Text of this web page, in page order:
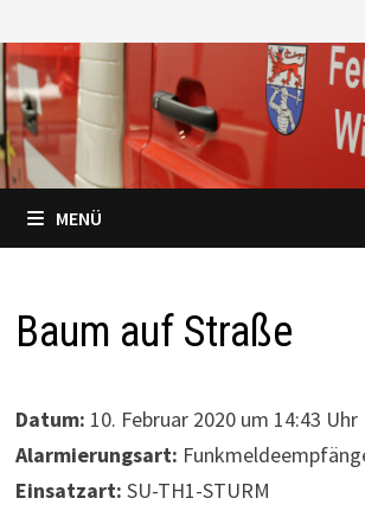
Inhalt
springen
MENÜ
Baum auf Straße
Datum: 10. Februar 2020 um 14:43 Uhr
Alarmierungsart:
Einsatzart: SU-TH1-STURM